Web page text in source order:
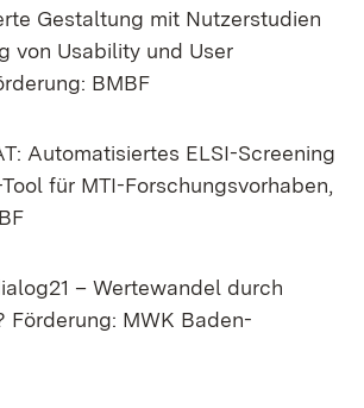
Gestaltung mit Nutzerstudien
von Usability und User
BMBF
ELSI-Screening
für MTI-Forschungsvorhaben,
– Wertewandel durch
Förderung: MWK Baden-